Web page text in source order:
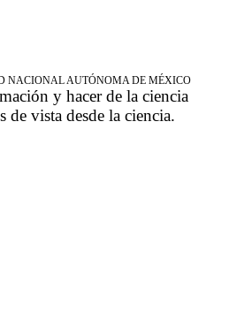
NACIONAL AUTÓNOMA DE MÉXICO
y hacer de la ciencia
de vista desde la ciencia.